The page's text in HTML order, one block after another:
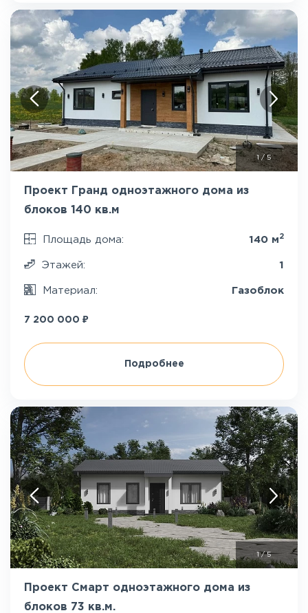
1 /5
Проект Гранд одноэтажного дома из
блоков 140 кв.м
Площадь дома: 140 м 2
Этажей: 1
Материал: Газоблок
7 200 000 ₽
Подробнее
1 /5
Проект Смарт одноэтажного дома из
блоков 73 кв.м.